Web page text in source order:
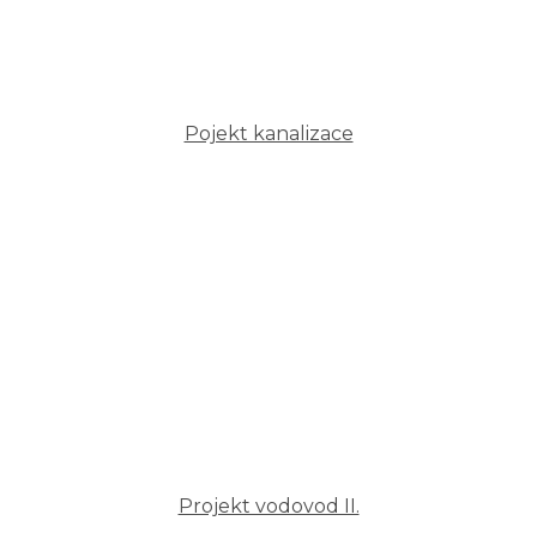
Pojekt kanalizace
Projekt vodovod II.